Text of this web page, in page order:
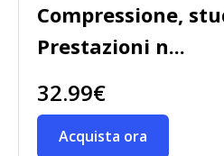
Compressione,
Prestazioni n...
32.99€
Acquista ora